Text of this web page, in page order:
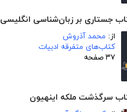
جستاری بر زبان‌شناسی انگلیسی
از: محمد آذروش
کتاب‌های متفرقه ادبیات
۳۷ صفحه
سرگذشت ملکه اینهیون